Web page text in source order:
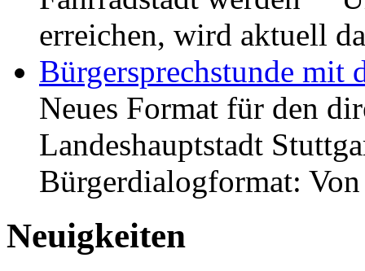
erreichen, wird aktuell
Bürgersprechstunde mit
Neues Format für den
Landeshauptstadt
Bürgerdialogformat:
Neuigkeiten